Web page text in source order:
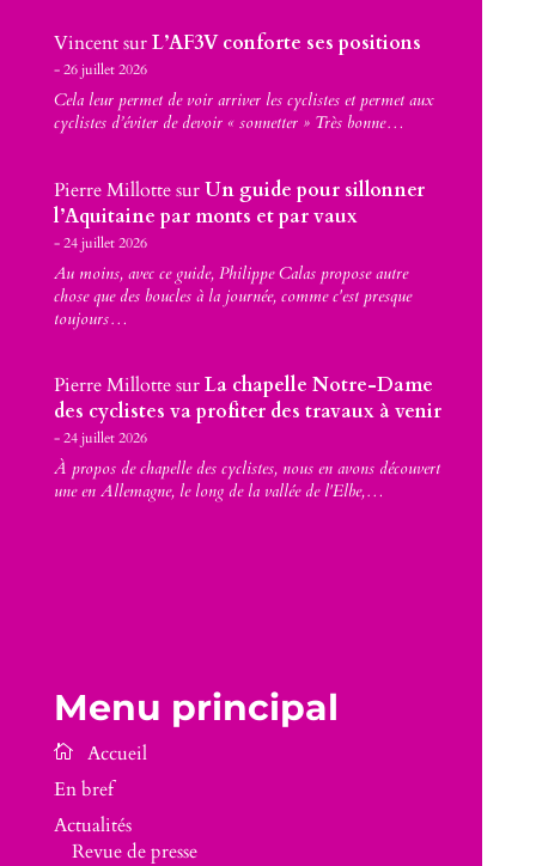
VincentsurL’AF3V conforte ses positions
26 juillet 2026
Cela leur permet de voir arriver les cyclistes et permet aux
cyclistes d’éviter de devoir « sonnetter » Très bonne…
Pierre MillottesurUn guide pour sillonner
l’Aquitaine par monts et par vaux
24 juillet 2026
Au moins, avec ce guide, Philippe Calas propose autre
chose que des boucles à la journée, comme c'est presque
toujours…
Pierre MillottesurLa chapelle Notre-Dame
des cyclistes va profiter des travaux à venir
24 juillet 2026
À propos de chapelle des cyclistes, nous en avons découvert
une en Allemagne, le long de la vallée de l'Elbe,…
Menu principal
En bref
Actualités
Revue de presse